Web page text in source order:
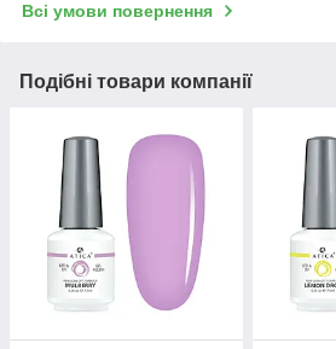
Всі умови повернення
Подібні товари компанії